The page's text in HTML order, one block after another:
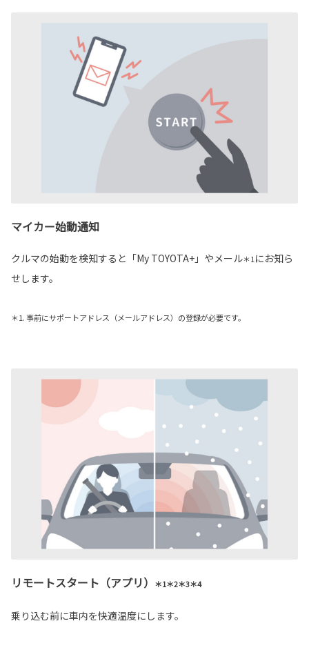
マイカー始動通知
クルマの始動を検知すると「My TOYOTA+」やメール＊1 にお知ら
せします。
＊1. 事前にサポートアドレス（メールアドレス）の登録が必要です。
リモートスタート（アプリ） ＊1＊2＊3＊4
乗り込む前に車内を快適温度にします。